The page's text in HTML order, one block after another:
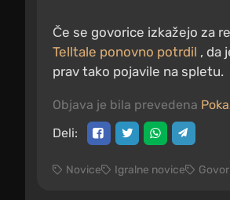
Če se govorice izkažejo za
Telltale ponovno potrdil , da
prav tako pojavile na spletu.
Objava je bila prevedena
Deli:
Novice Igralne novice